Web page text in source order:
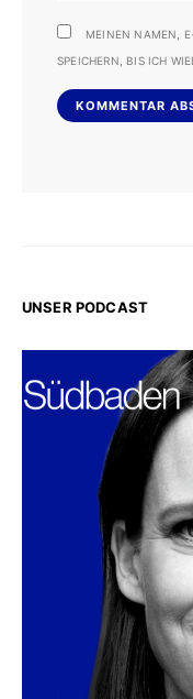
MEINEN NAMEN,
SPEICHERN, BIS ICH
UNSER PODCAST